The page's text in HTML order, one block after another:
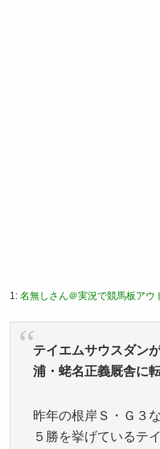
1: 名無しさん＠実況で競馬板アウ
テイエムサウスダン
浦・蛯名正義厩舎に
昨年の根岸Ｓ・Ｇ３
５勝を挙げているテ